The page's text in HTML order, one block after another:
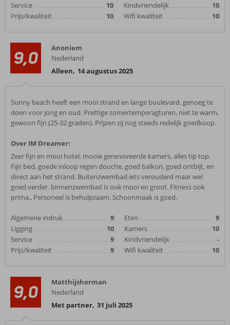
Service
10
Prijs/kwaliteit
10
Kindvriendelijk
10
Wifi kwaliteit
10
9,0
Anoniem
Nederland
Alleen, 14 augustus 2025
Sunny beach heeft een mooi strand en lange boulevard. genoeg te
doen voor jong en oud. Prettige zomertemperagturen, niet te warm,
gewoon fijn (25-32 graden). Prijzen zij nog steeds redelijk goedkoop.
Over IM Dreamer:
Zeer fijn en mooi hotel, mooie gerenoveerde kamers, alles tip top.
Fijn bed, goede inloop regen douche, goed balkon, goed ontbijt, en
direct aan het strand. Buitenzwembad iets verouderd maar wel
goed verder. binnenzwembad is ook mooi en groot. Fitness ook
prima., Personeel is behulpzaam. Schoonmaak is goed.
Algemene indruk
9
Ligging
10
Service
9
Prijs/kwaliteit
9
Eten
9
Kamers
10
Kindvriendelijk
-
Wifi kwaliteit
10
9,0
Matthijsherman
Nederland
Met partner, 31 juli 2025